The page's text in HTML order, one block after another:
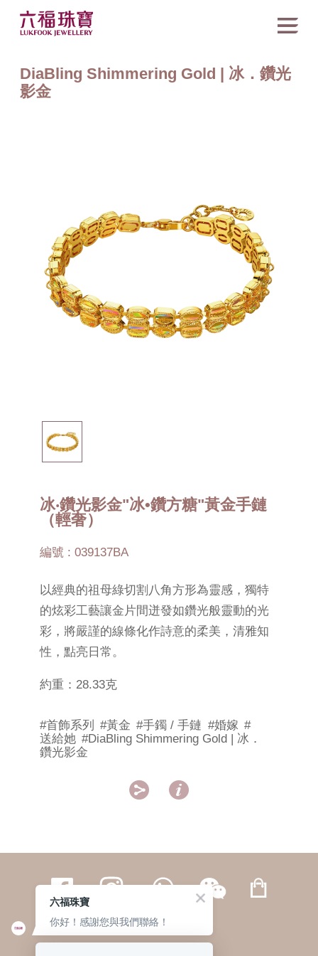
DiaBling Shimmering Gold | 冰．鑽光
影金
冰‧鑽光影金"冰•鑽方糖"黃金手鏈
（輕奢）
編號 : 039137BA
以經典的祖母綠切割八角方形為靈感，獨特
的炫彩工藝讓金片間迸發如鑽光般靈動的光
彩，將嚴謹的線條化作詩意的柔美，清雅知
性，點亮日常。
約重：28.33克
#首飾系列 #黃金 #手鐲 / 手鏈 #婚嫁 #
送給她 #DiaBling Shimmering Gold | 冰．
鑽光影金
 
繁體 | 簡体
六福珠寶
你好！感謝您與我們聯絡！